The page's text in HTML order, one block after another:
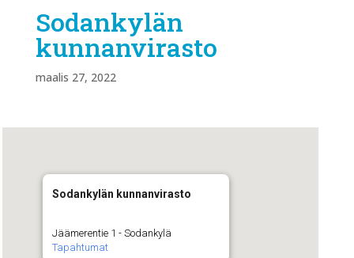
Sodankylän
kunnanvirasto
maalis 27, 2022
Sodankylän kunnanvirasto
Jäämerentie 1 - Sodankylä
Tapahtumat